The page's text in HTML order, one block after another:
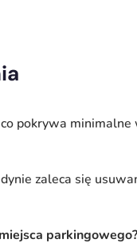
pokrywa
zaleca się
parkingowego?